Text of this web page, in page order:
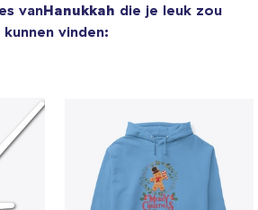
vanHanukkah die je leuk zou
kunnen vinden: